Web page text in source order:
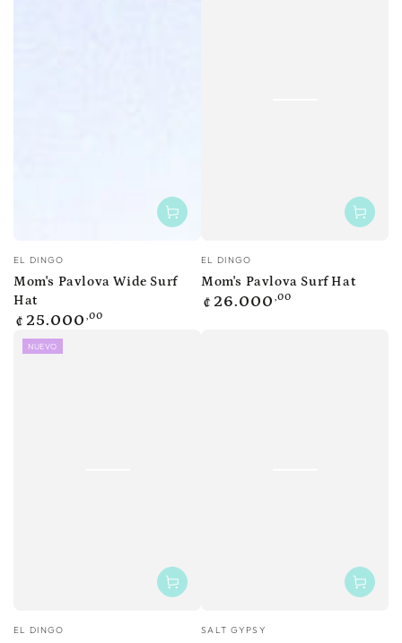
Vendedor:
EL DINGO
Mom's Pavlova Wide Surf
Hat
Precio
₡ 25.000 ,00
Vendedor:
EL DINGO
Mom's Pavlova Surf Hat
Precio
₡ 26.000 ,00
Vendedor:
EL DINGO
NUEVO
Vendedor:
SALT GYPSY